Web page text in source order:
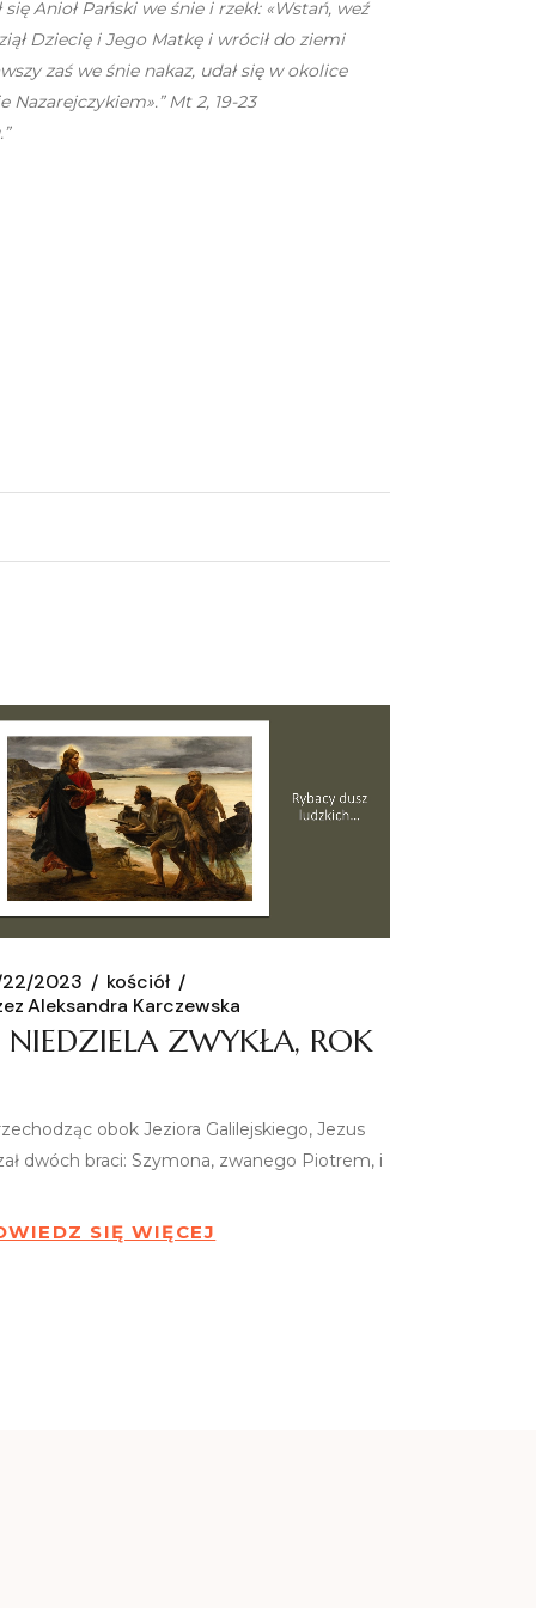
Anioł Pański we śnie i rzekł: «Wstań, weź
Dziecię i Jego Matkę i wrócił do ziemi
zaś we śnie nakaz, udał się w okolice
Mt 2, 19-23
22/2023
kościół
Aleksandra Karczewska
NIEDZIELA ZWYKŁA, ROK
obok Jeziora Galilejskiego, Jezus
dwóch braci: Szymona, zwanego Piotrem, i
SIĘ WIĘCEJ